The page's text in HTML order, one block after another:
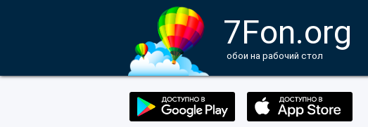
7Fon.org
обои на рабочий стол